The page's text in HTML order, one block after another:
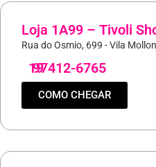
Loja 1A99 – Tivoli
Rua do Osmio, 699 - Vila
19
97412-6765
COMO CHEGAR